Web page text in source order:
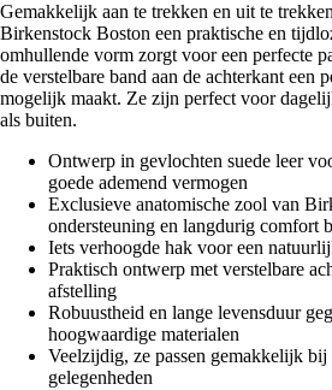
Gemakkelijk aan te trekken en uit te
Birkenstock Boston een praktische en
omhullende vorm zorgt voor een perfecte
de verstelbare band aan de achterkant een
mogelijk maakt. Ze zijn perfect voor
als buiten.
Ontwerp in gevlochten suede leer
goede ademend vermogen
Exclusieve anatomische zool van
ondersteuning en langdurig comfort
Iets verhoogde hak voor een
Praktisch ontwerp met verstelbare
afstelling
Robuustheid en lange levensduur
hoogwaardige materialen
Veelzijdig, ze passen gemakkelijk
gelegenheden